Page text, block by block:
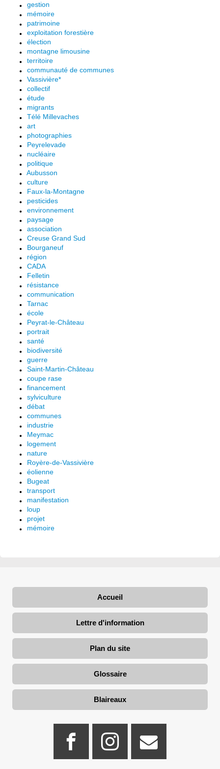
gestion
mémoire
patrimoine
exploitation forestière
élection
montagne limousine
territoire
communauté de communes
Vassivière*
collectif
étude
migrants
Télé Millevaches
art
photographies
Peyrelevade
nucléaire
politique
Aubusson
culture
Faux-la-Montagne
pesticides
environnement
paysage
association
Creuse Grand Sud
Bourganeuf
région
CADA
Felletin
résistance
communication
Tarnac
école
Peyrat-le-Château
portrait
santé
biodiversité
guerre
Saint-Martin-Château
coupe rase
financement
sylviculture
débat
communes
industrie
Meymac
logement
nature
Royère-de-Vassivière
éolienne
Bugeat
transport
manifestation
loup
projet
mémoire
Accueil
Lettre d'information
Plan du site
Glossaire
Blaireaux